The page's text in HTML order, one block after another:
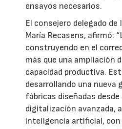
ensayos necesarios.
El consejero delegado de
María Recasens, afirmó:
construyendo en el
más que una ampliación
capacidad productiva.
desarrollando una nueva
fábricas diseñadas
digitalización avanzada,
inteligencia artificial, con